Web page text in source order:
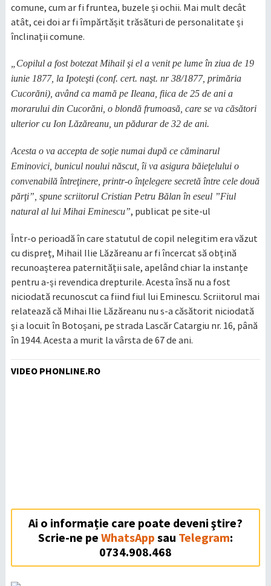
comune, cum ar fi fruntea, buzele și ochii. Mai mult decât
atât, cei doi ar fi împărtășit trăsături de personalitate și
înclinații comune.
„Copilul a fost botezat Mihail şi el a venit pe lume în ziua de 19
iunie 1877, la Ipoteşti (conf. cert. naşt. nr 38/1877, primăria
Cucorăni), având ca mamă pe Ileana, fiica de 25 de ani a
morarului din Cucorăni, o blondă frumoasă, care se va căsători
ulterior cu Ion Lăzăreanu, un pădurar de 32 de ani.
Acesta o va accepta de soţie numai după ce căminarul
Eminovici, bunicul noului născut, îi va asigura băieţelului o
convenabilă întreţinere, printr-o înţelegere secretă între cele două
părţi”, spune scriitorul Cristian Petru Bălan în eseul ”Fiul
natural al lui Mihai Eminescu”, publicat pe site-ul
Într-o perioadă în care statutul de copil nelegitim era văzut
cu dispreț, Mihail Ilie Lăzăreanu ar fi încercat să obțină
recunoașterea paternității sale, apelând chiar la instanțe
pentru a-și revendica drepturile. Acesta însă nu a fost
niciodată recunoscut ca fiind fiul lui Eminescu. Scriitorul mai
relatează că Mihai Ilie Lăzăreanu nu s-a căsătorit niciodată
și a locuit în Botoșani, pe strada Lascăr Catargiu nr. 16, până
în 1944. Acesta a murit la vârsta de 67 de ani.
VIDEO PHONLINE.RO
Ai o informație care poate deveni ştire?
Scrie-ne pe WhatsApp sau Telegram:
0734.908.468